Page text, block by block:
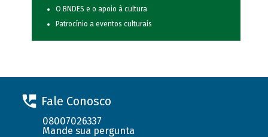
O BNDES e o apoio à cultura
Patrocínio a eventos culturais
Fale Conosco
08007026337
Mande sua pergunta